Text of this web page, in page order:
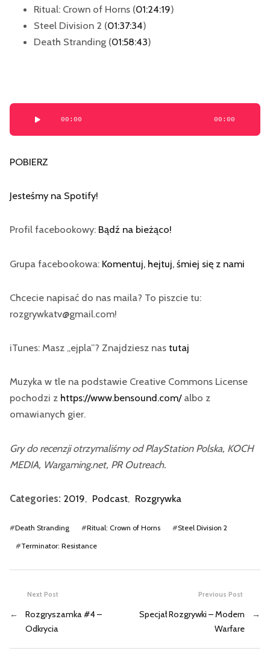
Ritual: Crown of Horns (01:24:19)
Steel Division 2 (01:37:34)
Death Stranding (01:58:43)
Odtwarzacz
plików
00:00 00:00
POBIERZ
Jesteśmy na Spotify!
Profil facebookowy: Bądź na bieżąco!
Grupa facebookowa: Komentuj, hejtuj, śmiej się z nami
Chcecie napisać do nas maila? To piszcie tu:
rozgrywkatv@gmail.com!
iTunes: Masz „ejpla”? Znajdziesz nas tutaj
Muzyka w tle na podstawie Creative Commons License
pochodzi z https://www.bensound.com/albo z
omawianych gier.
Gry do recenzji otrzymaliśmy od PlayStation Polska, KOCH
MEDIA, Wargaming.net, PR Outreach.
Categories: 2019, Podcast, Rozgrywka
#Death Stranding #Ritual: Crown of Horns #Steel Division 2
#Terminator: Resistance
Previous Post
Specjał Rozgrywki – Modern
Warfare
→
Next Post
←
Rozgryszamka #4 –
Odkrycia